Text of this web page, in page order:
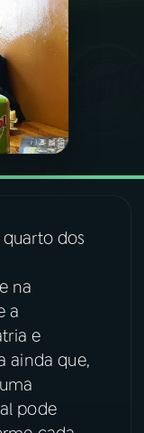
dos
na
a
e
ainda que,
pode